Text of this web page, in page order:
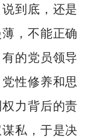
到底，还是
，不能正确
的党员领导
性修养和思
力背后的责
私，于是决